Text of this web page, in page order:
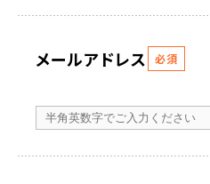
メールアドレス 必須